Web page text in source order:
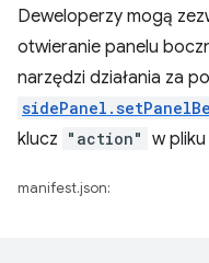
Deweloperzy mogą
otwieranie panelu
narzędzi działania za
klucz "action" w
manifest.json: